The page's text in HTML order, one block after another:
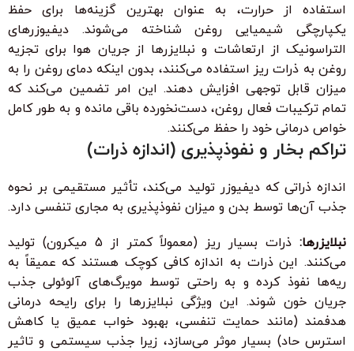
استفاده از حرارت، به عنوان بهترین گزینه‌ها برای حفظ
یکپارچگی شیمیایی روغن شناخته می‌شوند. دیفیوزرهای
التراسونیک از ارتعاشات و نبلایزرها از جریان هوا برای تجزیه
روغن به ذرات ریز استفاده می‌کنند، بدون اینکه دمای روغن را به
میزان قابل توجهی افزایش دهند. این امر تضمین می‌کند که
تمام ترکیبات فعال روغن، دست‌نخورده باقی مانده و به طور کامل
خواص درمانی خود را حفظ می‌کنند.
تراکم بخار و نفوذپذیری (اندازه ذرات)
اندازه ذراتی که دیفیوزر تولید می‌کند، تأثیر مستقیمی بر نحوه
جذب آن‌ها توسط بدن و میزان نفوذپذیری به مجاری تنفسی دارد.
نبلایزرها:
ذرات بسیار ریز (معمولاً کمتر از 5 میکرون) تولید
می‌کنند. این ذرات به اندازه کافی کوچک هستند که عمیقاً به
ریه‌ها نفوذ کرده و به راحتی توسط مویرگ‌های آلوئولی جذب
جریان خون شوند. این ویژگی نبلایزرها را برای رایحه درمانی
هدفمند (مانند حمایت تنفسی، بهبود خواب عمیق یا کاهش
استرس حاد) بسیار موثر می‌سازد، زیرا جذب سیستمی و تاثیر